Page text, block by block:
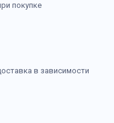
покупке
в зависимости